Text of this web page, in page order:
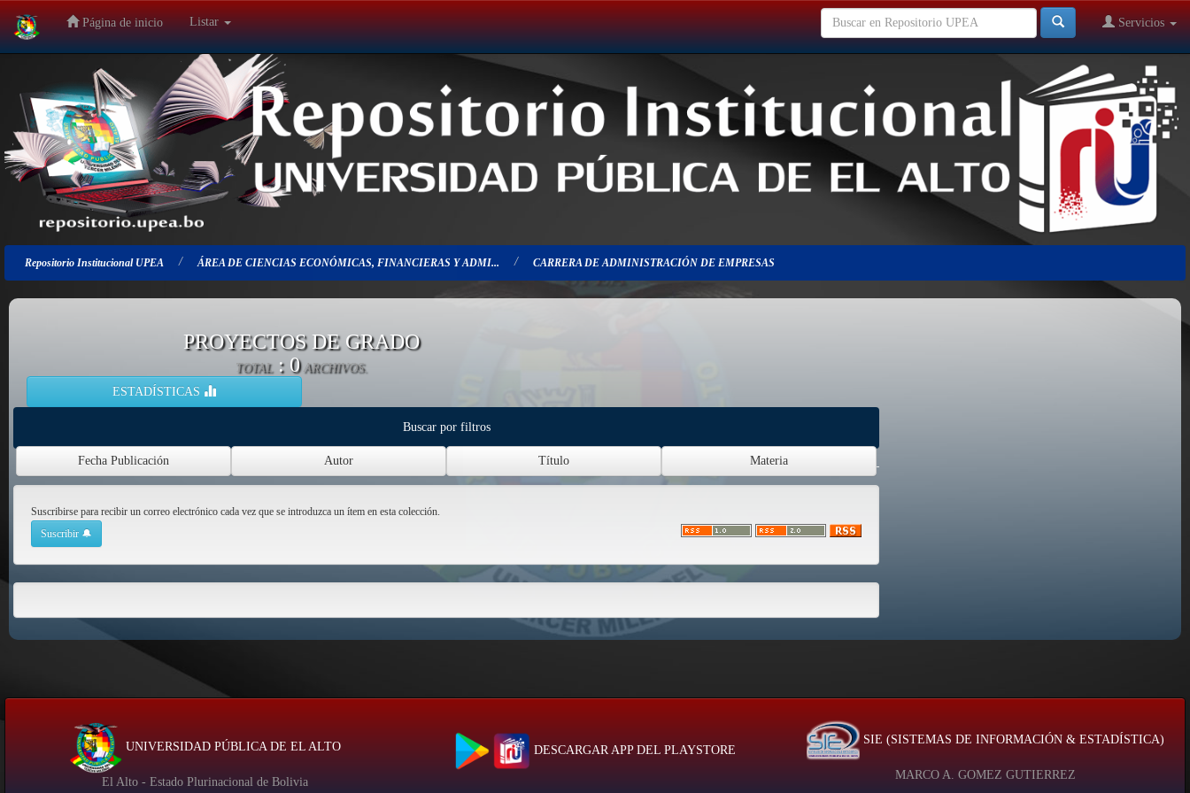
Salir
navegación
Página de inicio Listar Servicios
Repositorio Institucional UPEA ÁREA DE CIENCIAS ECONÓMICAS, FINANCIERAS Y ADMI... CARRERA DE ADMINISTRACIÓN DE EMPRESAS
PROYECTOS DE GRADO
TOTAL : 0ARCHIVOS.
ESTADÍSTICAS
Buscar por filtros
Suscribirse para recibir un correo electrónico cada vez que se introduzca un ítem en esta colección.
UNIVERSIDAD PÚBLICA DE EL ALTO
El Alto - Estado Plurinacional de Bolivia
DESCARGAR APP DEL PLAYSTORE
SIE (SISTEMAS DE INFORMACIÓN & ESTADÍSTICA)
MARCO A. GOMEZ GUTIERREZ